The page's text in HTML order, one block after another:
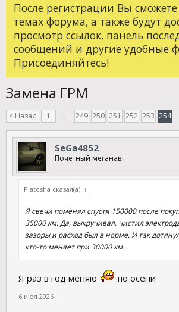
После регистрации Вы
темах форума, а также будут
просмотр ссылок, панель
сообщений и другие удобные
Присоединяйтесь!
Замена ГРМ
< Назад 1 ← 249 250 251 252 253 254
SeGa4852
Почетный меганавт
Platosha сказал(а): ↑
Я свечи поменял спустя 150000 после
35000 км. Да, выкручивал, чистил
зазоры и расход был в норме. И так
кто-то меняет при 30000 км...
Я раз в год меняю по осени
6 июл 2026